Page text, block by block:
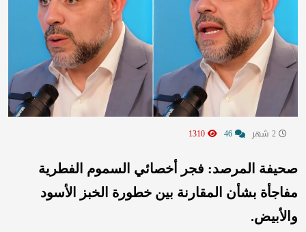
صحيفة المرصد: فجر أخصائي السموم الفطرية
مفاجأة بشأن المقارنة بين خطورة الخبز الأسود
والأبيض.